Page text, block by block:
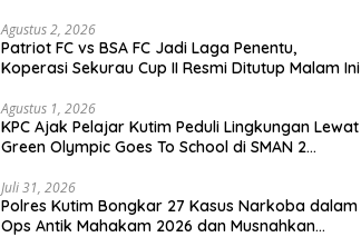
Agustus 2, 2026
Patriot FC vs BSA FC Jadi Laga Penentu,
Koperasi Sekurau Cup II Resmi Ditutup Malam Ini
Agustus 1, 2026
KPC Ajak Pelajar Kutim Peduli Lingkungan Lewat
Green Olympic Goes To School di SMAN 2
Juli 31, 2026
Polres Kutim Bongkar 27 Kasus Narkoba dalam
Ops Antik Mahakam 2026 dan Musnahkan